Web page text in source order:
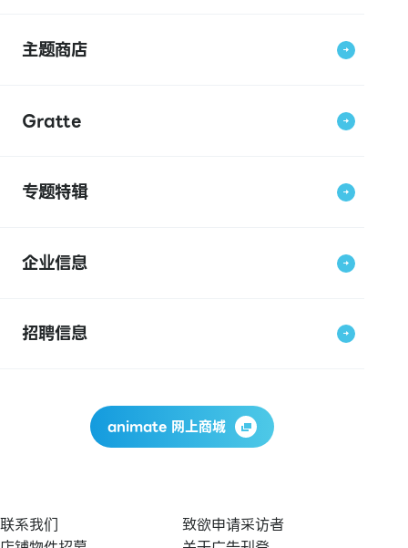
主题商店
Gratte
专题特辑
企业信息
招聘信息
animate 网上商城
联系我们
致欲申请采访者